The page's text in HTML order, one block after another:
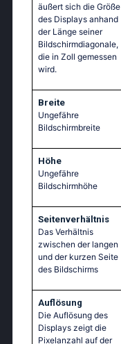
äußert sich die Größe
des Displays anhand
der Länge seiner
Bildschirmdiagonale,
die in Zoll gemessen
wird.
Breite
Ungefähre
Bildschirmbreite
Höhe
Ungefähre
Bildschirmhöhe
Seitenverhältnis
Das Verhältnis
zwischen der langen
und der kurzen Seite
des Bildschirms
Auflösung
Die Auflösung des
Displays zeigt die
Pixelanzahl auf der